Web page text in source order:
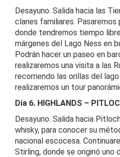
Desayuno. Salida hacia las
clanes familiares. Pasaremos
donde tendremos tiempo
márgenes del Lago Ness en
Podrán hacer un paseo en
realizaremos una visita a las
recorriendo las orillas del
realizaremos un tour
Día 6. HIGHLANDS –
Desayuno. Salida hacia
whisky, para conocer su
nacional escocesa.
Stirling, donde se originó